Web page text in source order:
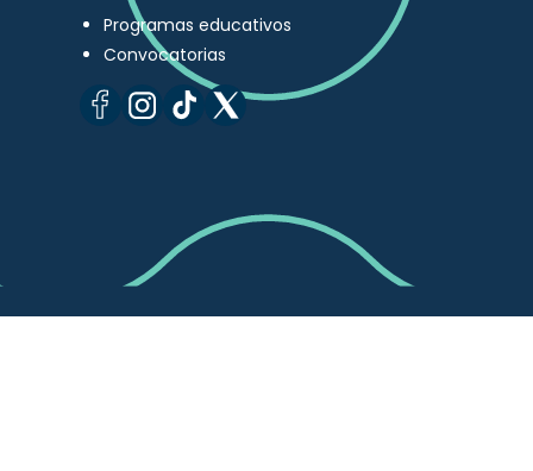
Programas educativos
Convocatorias